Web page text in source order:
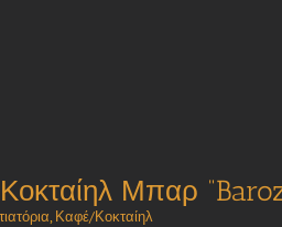
Μπαρ
, Καφέ/Κοκταίηλ